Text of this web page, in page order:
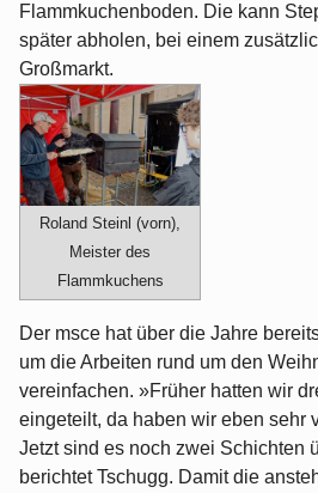
Flammkuchenboden. Die kann
später abholen, bei einem
Großmarkt.
Roland Steinl (vorn),
Meister des
Flammkuchens
Der msce hat über die Jahre
um die Arbeiten rund um den
vereinfachen. »Früher hatten wir
eingeteilt, da haben wir eben sehr
Jetzt sind es noch zwei Schichten
berichtet Tschugg. Damit die